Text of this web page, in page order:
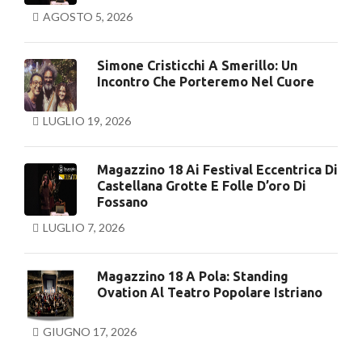
AGOSTO 5, 2026
Simone Cristicchi A Smerillo: Un
Incontro Che Porteremo Nel Cuore
LUGLIO 19, 2026
Magazzino 18 Ai Festival Eccentrica Di
Castellana Grotte E Folle D’oro Di
Fossano
LUGLIO 7, 2026
Magazzino 18 A Pola: Standing
Ovation Al Teatro Popolare Istriano
GIUGNO 17, 2026